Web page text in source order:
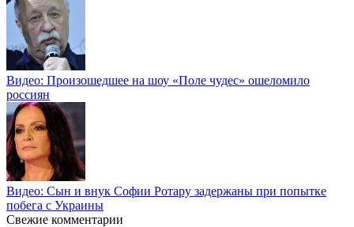
Видео: Произошедшее на шоу «Поле чудес» ошеломило
россиян
Видео: Сын и внук Софии Ротару задержаны при попытке
побега с Украины
Свежие комментарии